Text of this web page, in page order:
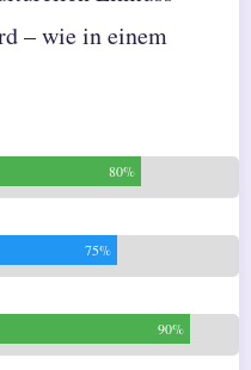
– wie in einem
80%
75%
90%